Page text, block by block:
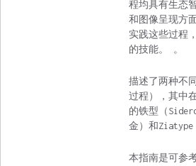
程均具有生态
和图像呈现方
实践这些过程
的技能。 。
描述了两种不
过程），其中
的铁型（
金）和
本指南是可参